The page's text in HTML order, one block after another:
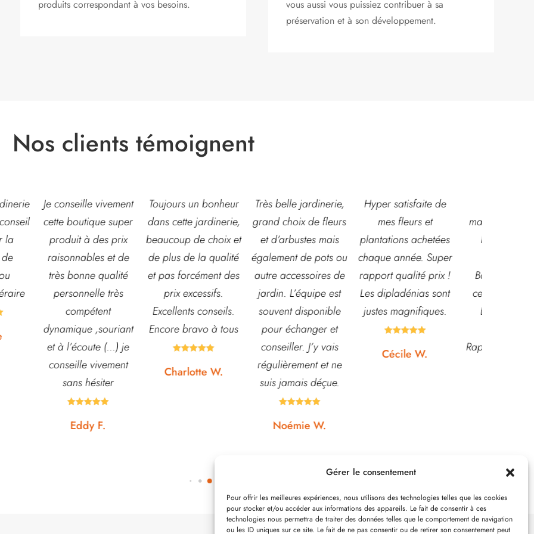
Gérer le consentement
Pour offrir les meilleures expériences, nous utilisons des technologies telles que les cookies
pour stocker et/ou accéder aux informations des appareils. Le fait de consentir à ces
technologies nous permettra de traiter des données telles que le comportement de navigation
ou les ID uniques sur ce site. Le fait de ne pas consentir ou de retirer son consentement peut
produits correspondant à vos besoins.
vous aussi vous puissiez contribuer à sa
préservation et à son développement.
Nos clients témoignent
vivement
super
à des prix
et de
qualité
très
,souriant
(...) je
vivement
Toujours un bonheur
dans cette jardinerie,
beaucoup de choix et
de plus de la qualité
et pas forcément des
prix excessifs.
Excellents conseils.
Encore bravo à tous
  
Charlotte W.
Très belle jardinerie,
grand choix de fleurs
et d’arbustes mais
également de pots ou
autre accessoires de
jardin. L’équipe est
souvent disponible
pour échanger et
conseiller. J’y vais
régulièrement et ne
suis jamais déçue.
Hyper satisfaite de
mes fleurs et
plantations achetées
chaque année. Super
rapport qualité prix !
Les dipladénias sont
justes magnifiques.

Cécile W.
Composition
magnifique pour le
baptême et le
mariage!
Bouquet mariée,
centre de table et
Bouquet table
d'honneur.
Rapport qualité-prix,